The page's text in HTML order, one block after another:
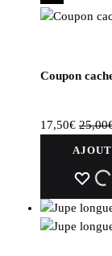
Coupon
17,50€ 25,00